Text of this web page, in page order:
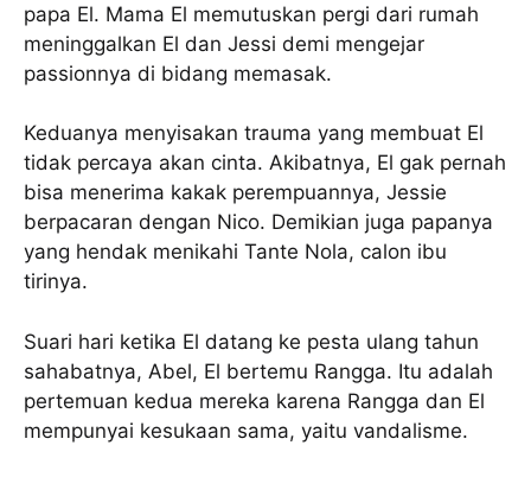
papa El. Mama El memutuskan pergi dari rumah
meninggalkan El dan Jessi demi mengejar
passionnya di bidang memasak.
Keduanya menyisakan trauma yang membuat El
tidak percaya akan cinta. Akibatnya, El gak pernah
bisa menerima kakak perempuannya, Jessie
berpacaran dengan Nico. Demikian juga papanya
yang hendak menikahi Tante Nola, calon ibu
tirinya.
Suari hari ketika El datang ke pesta ulang tahun
sahabatnya, Abel, El bertemu Rangga. Itu adalah
pertemuan kedua mereka karena Rangga dan El
mempunyai kesukaan sama, yaitu vandalisme.